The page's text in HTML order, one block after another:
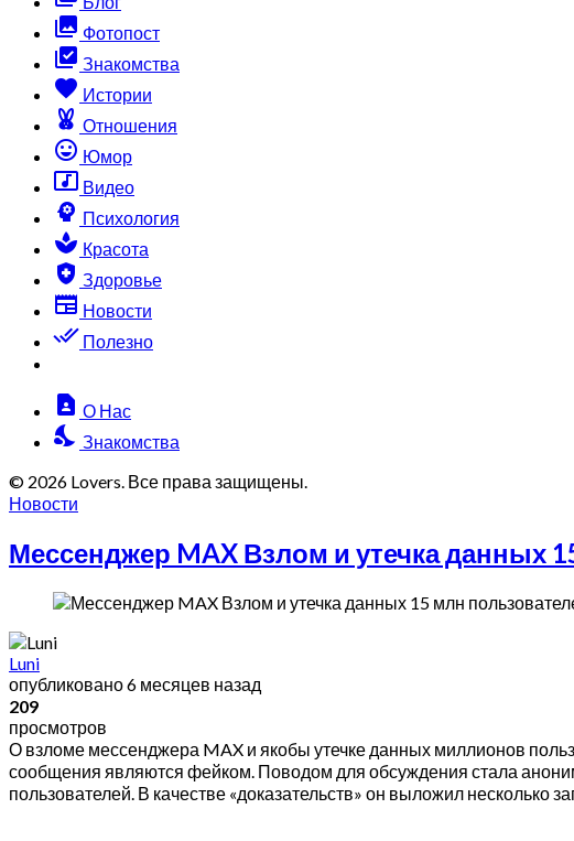
collections Фотопост
library_add_check Знакомства
favorite Истории
cruelty_free Отношения
sentiment_very_satisfied Юмор
music_video Видео
psychology Психология
spa Красота
health_and_safety Здоровье
newspaper Новости
done_all Полезно
contact_page О Нас
nights_stay Знакомства
© 2026 Lovers. Все права защищены.
Новости
Мессенджер MAX Взлом и утечка данных
Luni
опубликовано6 месяцев назад
209
просмотров
О взломе мессенджера MAX и якобы утечке данных миллионов
сообщения являются фейком. Поводом для обсуждения стала
пользователей. В качестве «доказательств» он выложил